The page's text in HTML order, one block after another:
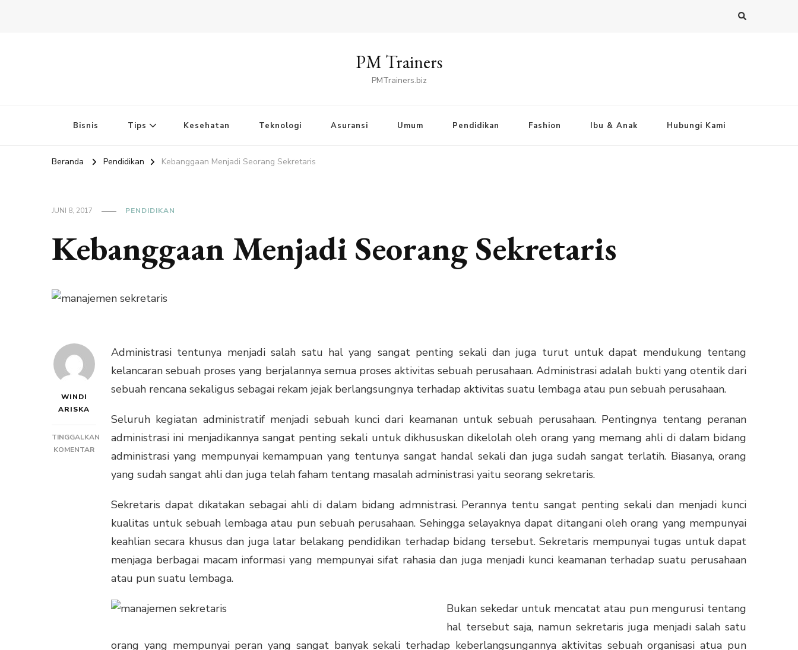
PM Trainers
PMTrainers.biz
Bisnis Tips Kesehatan Teknologi Asuransi Umum Pendidikan Fashion Ibu & Anak Hubungi Kami
Beranda Pendidikan Kebanggaan Menjadi Seorang Sekretaris
JUNI 8, 2017 PENDIDIKAN
Kebanggaan Menjadi Seorang Sekretaris
WINDI
ARISKA
TINGGALKAN
KOMENTARPADA
KEBANGGAAN
MENJADI
SEKRETARIS
Administrasi tentunya menjadi salah satu hal yang sangat penting sekali dan juga turut untuk dapat mendukung tentang
kelancaran sebuah proses yang berjalannya semua proses aktivitas sebuah perusahaan. Administrasi adalah bukti yang otentik dari
sebuah rencana sekaligus sebagai rekam jejak berlangsungnya terhadap aktivitas suatu lembaga atau pun sebuah perusahaan.
Seluruh kegiatan administratif menjadi sebuah kunci dari keamanan untuk sebuah perusahaan. Pentingnya tentang peranan
administrasi ini menjadikannya sangat penting sekali untuk dikhususkan dikelolah oleh orang yang memang ahli di dalam bidang
administrasi yang mempunyai kemampuan yang tentunya sangat handal sekali dan juga sudah sangat terlatih. Biasanya, orang
yang sudah sangat ahli dan juga telah faham tentang masalah administrasi yaitu seorang sekretaris.
Sekretaris dapat dikatakan sebagai ahli di dalam bidang admnistrasi. Perannya tentu sangat penting sekali dan menjadi kunci
kualitas untuk sebuah lembaga atau pun sebuah perusahaan. Sehingga selayaknya dapat ditangani oleh orang yang mempunyai
keahlian secara khusus dan juga latar belakang pendidikan terhadap bidang tersebut. Sekretaris mempunyai tugas untuk dapat
menjaga berbagai macam informasi yang mempunyai sifat rahasia dan juga menjadi kunci keamanan terhadap suatu perusahaan
atau pun suatu lembaga.
Bukan sekedar untuk mencatat atau pun mengurusi tentang
hal tersebut saja, namun sekretaris juga menjadi salah satu
orang yang mempunyai peran yang sangat banyak sekali terhadap keberlangsungannya aktivitas sebuah organisasi atua pun